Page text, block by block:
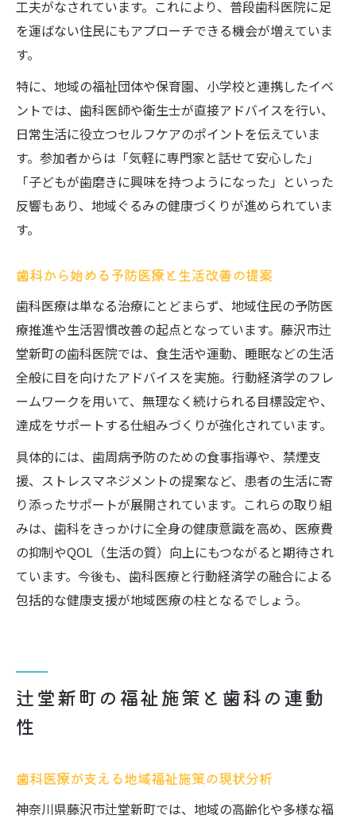
工夫がなされています。これにより、普段歯科医院に足
を運ばない住民にもアプローチできる機会が増えていま
す。
特に、地域の福祉団体や保育園、小学校と連携したイベ
ントでは、歯科医師や衛生士が直接アドバイスを行い、
日常生活に役立つセルフケアのポイントを伝えていま
す。参加者からは「気軽に専門家と話せて安心した」
「子どもが歯磨きに興味を持つようになった」といった
反響もあり、地域ぐるみの健康づくりが進められていま
す。
歯科から始める予防医療と生活改善の提案
歯科医療は単なる治療にとどまらず、地域住民の予防医
療推進や生活習慣改善の起点となっています。藤沢市辻
堂新町の歯科医院では、食生活や運動、睡眠などの生活
全般に目を向けたアドバイスを実施。行動経済学のフレ
ームワークを用いて、無理なく続けられる目標設定や、
達成をサポートする仕組みづくりが強化されています。
具体的には、歯周病予防のための食事指導や、禁煙支
援、ストレスマネジメントの提案など、患者の生活に寄
り添ったサポートが展開されています。これらの取り組
みは、歯科をきっかけに全身の健康意識を高め、医療費
の抑制やQOL（生活の質）向上にもつながると期待され
ています。今後も、歯科医療と行動経済学の融合による
包括的な健康支援が地域医療の柱となるでしょう。
辻堂新町の福祉施策と歯科の連動
性
歯科医療が支える地域福祉施策の現状分析
神奈川県藤沢市辻堂新町では、地域の高齢化や多様な福